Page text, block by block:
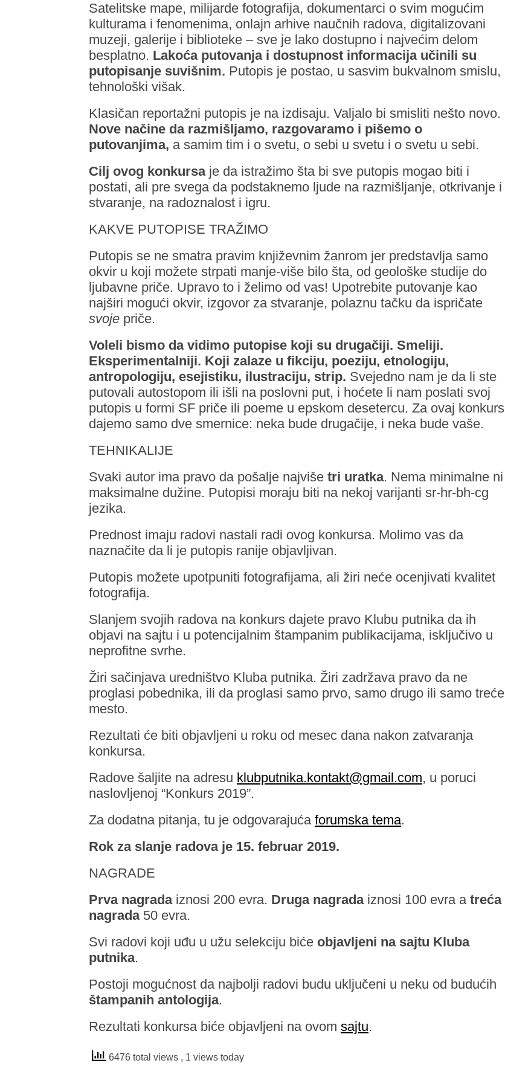
Satelitske mape, milijarde fotografija, dokumentarci o svim mogućim
kulturama i fenomenima, onlajn arhive naučnih radova, digitalizovani
muzeji, galerije i biblioteke – sve je lako dostupno i najvećim delom
besplatno. Lakoća putovanja i dostupnost informacija učinili su
putopisanje suvišnim. Putopis je postao, u sasvim bukvalnom smislu,
tehnološki višak.
Klasičan reportažni putopis je na izdisaju. Valjalo bi smisliti nešto novo.
Nove načine da razmišljamo, razgovaramo i pišemo o
putovanjima, a samim tim i o svetu, o sebi u svetu i o svetu u sebi.
Cilj ovog konkursaje da istražimo šta bi sve putopis mogao biti i
postati, ali pre svega da podstaknemo ljude na razmišljanje, otkrivanje i
stvaranje, na radoznalost i igru.
KAKVE PUTOPISE TRAŽIMO
Putopis se ne smatra pravim književnim žanrom jer predstavlja samo
okvir u koji možete strpati manje-više bilo šta, od geološke studije do
ljubavne priče. Upravo to i želimo od vas! Upotrebite putovanje kao
najširi mogući okvir, izgovor za stvaranje, polaznu tačku da ispričate
svoje priče.
Voleli bismo da vidimo putopise koji su drugačiji. Smeliji.
Eksperimentalniji. Koji zalaze u fikciju, poeziju, etnologiju,
antropologiju, esejistiku, ilustraciju, strip. Svejedno nam je da li ste
putovali autostopom ili išli na poslovni put, i hoćete li nam poslati svoj
putopis u formi SF priče ili poeme u epskom desetercu. Za ovaj konkurs
dajemo samo dve smernice: neka bude drugačije, i neka bude vaše.
TEHNIKALIJE
Svaki autor ima pravo da pošalje najviše tri uratka. Nema minimalne ni
maksimalne dužine. Putopisi moraju biti na nekoj varijanti sr-hr-bh-cg
jezika.
Prednost imaju radovi nastali radi ovog konkursa. Molimo vas da
naznačite da li je putopis ranije objavljivan.
Putopis možete upotpuniti fotografijama, ali žiri neće ocenjivati kvalitet
fotografija.
Slanjem svojih radova na konkurs dajete pravo Klubu putnika da ih
objavi na sajtu i u potencijalnim štampanim publikacijama, isključivo u
neprofitne svrhe.
Žiri sačinjava uredništvo Kluba putnika. Žiri zadržava pravo da ne
proglasi pobednika, ili da proglasi samo prvo, samo drugo ili samo treće
mesto.
Rezultati će biti objavljeni u roku od mesec dana nakon zatvaranja
konkursa.
Radove šaljite na adresu klubputnika.kontakt@gmail.com, u poruci
naslovljenoj “Konkurs 2019”.
Za dodatna pitanja, tu je odgovarajuća forumska tema.
Rok za slanje radova je 15. februar 2019.
NAGRADE
Prva nagradaiznosi 200 evra. Druga nagradaiznosi 100 evra a treća
nagrada50 evra.
Svi radovi koji uđu u užu selekciju biće objavljeni na sajtu Kluba
putnika.
Postoji mogućnost da najbolji radovi budu uključeni u neku od budućih
štampanih antologija.
Rezultati konkursa biće objavljeni na ovom sajtu.
6476 total views , 1 views today